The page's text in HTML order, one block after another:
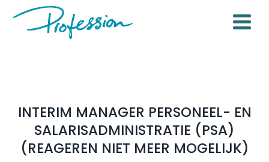
INTERIM MANAGER PERSONEEL- EN
SALARISADMINISTRATIE (PSA)
(REAGEREN NIET MEER MOGELIJK)